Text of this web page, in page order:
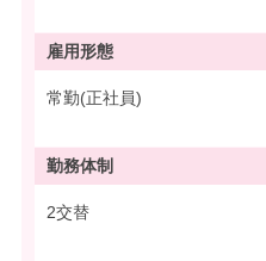
雇用形態
常勤(正社員)
勤務体制
2交替